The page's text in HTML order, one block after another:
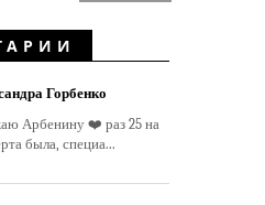
Горбенко
Арбенину ❤️ раз 25 на
была, специа...